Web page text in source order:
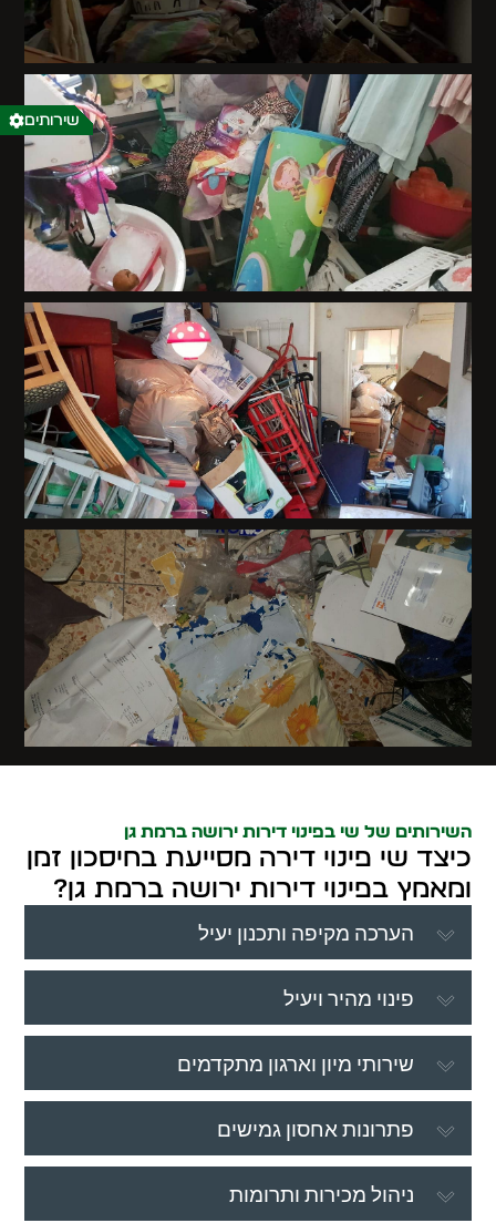
השירותים של שי בפינוי דירות ירושה ברמת גן
כיצד שי פינוי דירה מסייעת בחיסכון זמן
ומאמץ בפינוי דירות ירושה ברמת גן?
הערכה מקיפה ותכנון יעיל
פינוי מהיר ויעיל
שירותי מיון וארגון מתקדמים
פתרונות אחסון גמישים
ניהול מכירות ותרומות
שירותים